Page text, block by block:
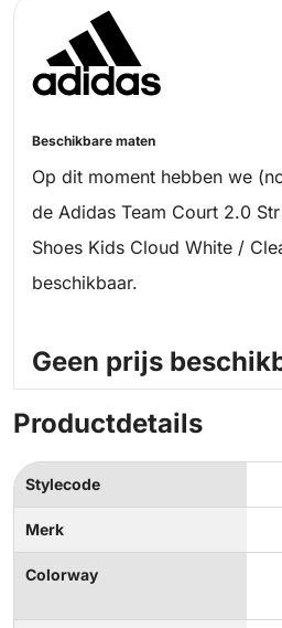
Beschikbare maten
Op dit moment hebben we
de Adidas Team Court 2.0
Shoes Kids Cloud White /
beschikbaar.
Geen prijs
Productdetails
Stylecode
Merk
Colorway